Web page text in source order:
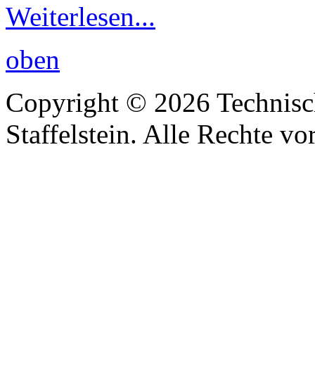
Weiterlesen...
oben
Copyright © 2026
Staffelstein. Alle Rechte